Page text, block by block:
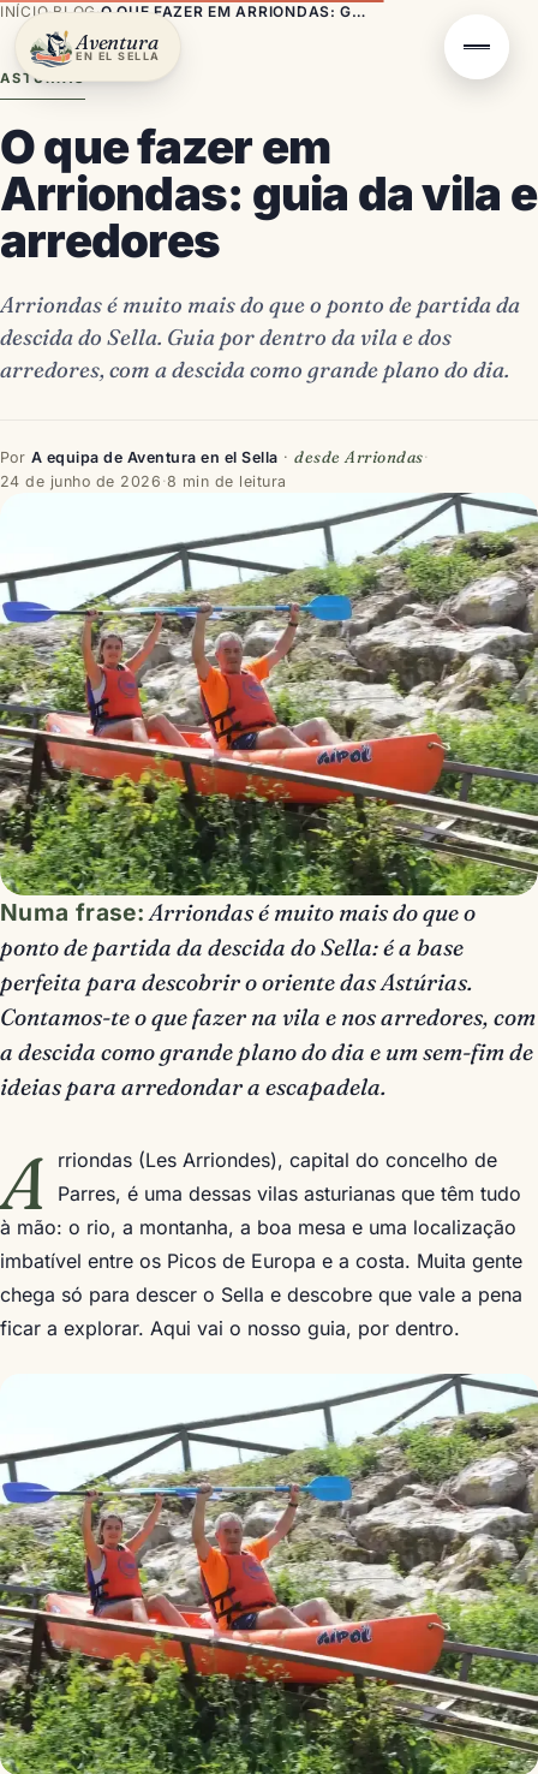
Aventura
EN EL SELLA
INÍCIO·BLOG· O QUE FAZER EM ARRIONDAS: GUIA DA VILA E ARREDORES
ASTÚRIAS
O que fazer em
Arriondas: guia da vila e
arredores
Arriondas é muito mais do que o ponto de partida da
descida do Sella. Guia por dentro da vila e dos
arredores, com a descida como grande plano do dia.
Por A equipa de Aventura en el Sella ·desde Arriondas·
24 de junho de 2026 ·8 min de leitura
Numa frase: Arriondas é muito mais do que o
ponto de partida da descida do Sella: é a base
perfeita para descobrir o oriente das Astúrias.
Contamos-te o que fazer na vila e nos arredores, com
a descida como grande plano do dia e um sem-fim de
ideias para arredondar a escapadela.
A
rriondas (Les Arriondes), capital do concelho de
Parres, é uma dessas vilas asturianas que têm tudo
à mão: o rio, a montanha, a boa mesa e uma localização
imbatível entre os Picos de Europa e a costa. Muita gente
chega só para descer o Sella e descobre que vale a pena
ficar a explorar. Aqui vai o nosso guia, por dentro.